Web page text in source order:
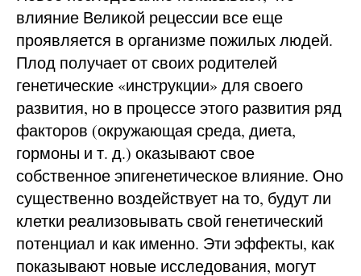
влияние Великой рецессии все еще
проявляется в организме пожилых людей.
Плод получает от своих родителей
генетические «инструкции» для своего
развития, но в процессе этого развития ряд
факторов (окружающая среда, диета,
гормоны и т. д.) оказывают свое
собственное эпигенетическое влияние. Оно
существенно воздействует на то, будут ли
клетки реализовывать свой генетический
потенциал и как именно. Эти эффекты, как
показывают новые исследования, могут